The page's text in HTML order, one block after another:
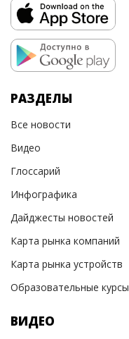
РАЗДЕЛЫ
Все новости
Видео
Глоссарий
Инфографика
Дайджесты новостей
Карта рынка компаний
Карта рынка устройств
Образовательные курсы
ВИДЕО